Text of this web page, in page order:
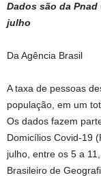
Dados são da
julho
Da Agência Brasil
A taxa de pessoas
população, em um
Os dados fazem
Domicílios Covid-19
julho, entre os 5 a
Brasileiro de